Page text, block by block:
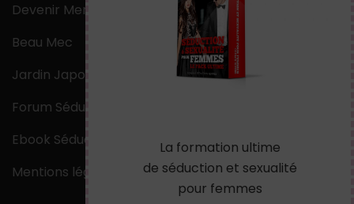
Devenir Mentaliste
Beau Mec
Jardin Japonais Zen
Forum Séduction
Ebook Séduction
Mentions légales
La formation ultime
de séduction et sexualité
pour femmes